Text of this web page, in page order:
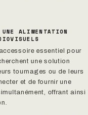
ALIMENTATION
essentiel pour
une solution
tournages ou de leurs
et de fournir une
offrant ainsi